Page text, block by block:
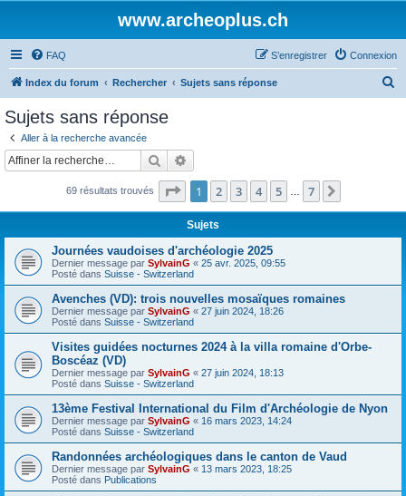
www.archeoplus.ch
FAQ Connexion
S’enregistrer
Index du forum Rechercher Sujets sans réponse
c
Sujets sans réponse
Aller à la recherche avancée
Rechercher
69 résultats trouvés Page 1sur7
1 2 3 4 5 7
Sujets
Journées vaudoises d'archéologie 2025
Dernier message par SylvainG « 25 avr. 2025, 09:55
Posté dans Suisse - Switzerland
Avenches (VD): trois nouvelles mosaïques romaines
Dernier message par SylvainG « 27 juin 2024, 18:26
Posté dans Suisse - Switzerland
Visites guidées nocturnes 2024 à la villa romaine d'Orbe-
Boscéaz (VD)
Dernier message par SylvainG « 27 juin 2024, 18:13
Posté dans Suisse - Switzerland
13ème Festival International du Film d'Archéologie de Nyon
Dernier message par SylvainG « 16 mars 2023, 14:24
Posté dans Suisse - Switzerland
Randonnées archéologiques dans le canton de Vaud
Dernier message par SylvainG « 13 mars 2023, 18:25
Posté dans Publications